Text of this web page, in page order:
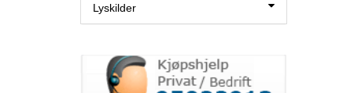
Lyskilder